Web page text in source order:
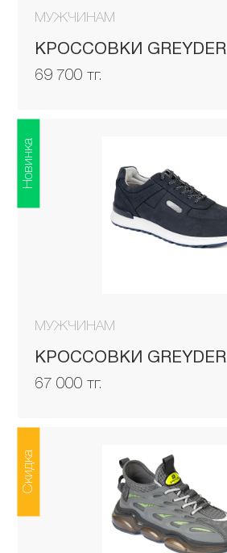
МУЖЧИНАМ
КРОССОВКИ GREYDER
69 700 тг.
МУЖЧИНАМ
КРОССОВКИ GREYDER
67 000 тг.
Новинка
Скидка